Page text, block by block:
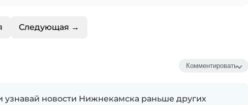
Следующая →
Комментировать
новости Нижнекамска раньше других